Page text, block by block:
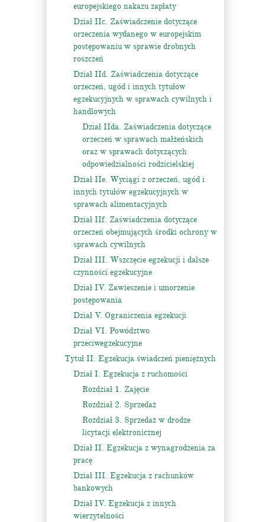
europejskiego nakazu zapłaty
Dział IIc. Zaświadczenie dotyczące
orzeczenia wydanego w europejskim
postępowaniu w sprawie drobnych
roszczeń
Dział IId. Zaświadczenia dotyczące
orzeczeń, ugód i innych tytułów
egzekucyjnych w sprawach cywilnych i
handlowych
Dział IIda. Zaświadczenia dotyczące
orzeczeń w sprawach małżeńskich
oraz w sprawach dotyczących
odpowiedzialności rodzicielskiej
Dział IIe. Wyciągi z orzeczeń, ugód i
innych tytułów egzekucyjnych w
sprawach alimentacyjnych
Dział IIf. Zaświadczenia dotyczące
orzeczeń obejmujących środki ochrony w
sprawach cywilnych
Dział III. Wszczęcie egzekucji i dalsze
czynności egzekucyjne
Dział IV. Zawieszenie i umorzenie
postępowania
Dział V. Ograniczenia egzekucji
Dział VI. Powództwo
przeciwegzekucyjne
Tytuł II. Egzekucja świadczeń pieniężnych
Dział I. Egzekucja z ruchomości
Rozdział 1. Zajęcie
Rozdział 2. Sprzedaż
Rozdział 3. Sprzedaż w drodze
licytacji elektronicznej
Dział II. Egzekucja z wynagrodzenia za
pracę
Dział III. Egzekucja z rachunków
bankowych
Dział IV. Egzekucja z innych
wierzytelności